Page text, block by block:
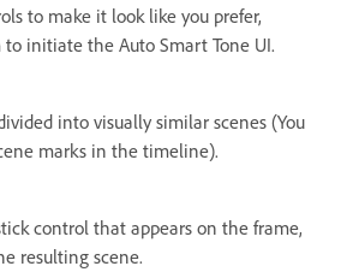
to make it look like you prefer,
to initiate the Auto Smart Tone UI.
into visually similar scenes (You
marks in the timeline).
control that appears on the frame,
resulting scene.